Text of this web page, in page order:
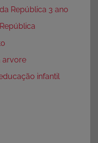
República 3 ano
arvore
infantil